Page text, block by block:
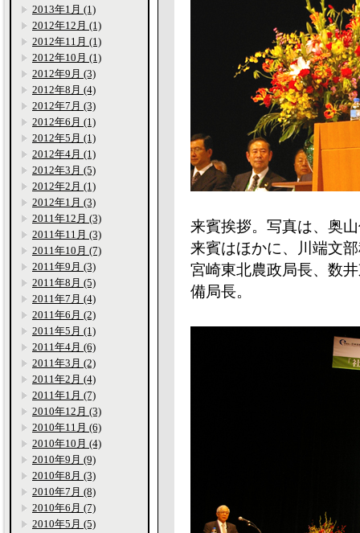
来賓挨拶。写真は、奥
来賓はほかに、川端文
宮崎東北農政局長、数
備局長。
2013年1月 (1)
2012年12月 (1)
2012年11月 (1)
2012年10月 (1)
2012年9月 (3)
2012年8月 (4)
2012年7月 (3)
2012年6月 (1)
2012年5月 (1)
2012年4月 (1)
2012年3月 (5)
2012年2月 (1)
2012年1月 (3)
2011年12月 (3)
2011年11月 (3)
2011年10月 (7)
2011年9月 (3)
2011年8月 (5)
2011年7月 (4)
2011年6月 (2)
2011年5月 (1)
2011年4月 (6)
2011年3月 (2)
2011年2月 (4)
2011年1月 (7)
2010年12月 (3)
2010年11月 (6)
2010年10月 (4)
2010年9月 (9)
2010年8月 (3)
2010年7月 (8)
2010年6月 (7)
2010年5月 (5)